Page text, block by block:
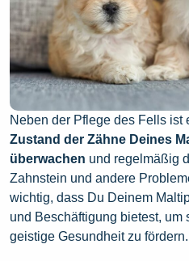
Neben der Pflege des Fells ist
Zustand der Zähne Deines
überwachen und regelmäßig
Zahnstein und andere
wichtig, dass Du Deinem
und Beschäftigung bietest, um
geistige Gesundheit zu fördern.